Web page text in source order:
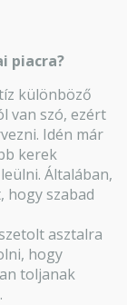
piacra?
különböző
van szó, ezért
Idén már
kerek
Általában,
hogy szabad
asztalra
hogy
toljanak